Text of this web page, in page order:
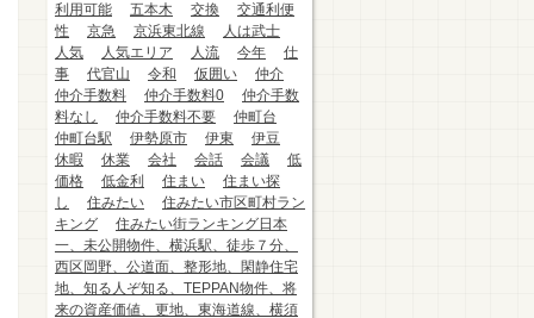
利用可能
五本木 交換
交通利便
性
京急 京浜東北線
人は武士
人気
人気エリア 人流 今年
仕
事
代官山 令和 仮囲い
仲介
仲介手数料
仲介手数料0
仲介手数
料なし
仲介手数料不要
仲町台
仲町台駅
伊勢原市 伊東
伊豆
休暇
休業 会社 会話 会議
低
価格
低金利 住まい
住まい探
し
住みたい
住みたい市区町村ラン
キング
住みたい街ランキング日本
一、未公開物件、横浜駅、徒歩７分、
西区岡野、公道面、整形地、閑静住宅
地、知る人ぞ知る、TEPPAN物件、将
来の資産価値、更地、東海道線、横須